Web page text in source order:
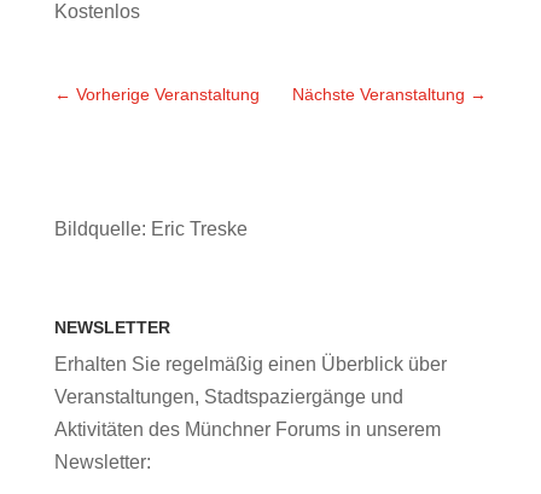
Kostenlos
← Vorherige Veranstaltung Nächste Veranstaltung →
Bildquelle: Eric Treske
NEWSLETTER
Erhalten Sie regelmäßig einen Überblick über
Veranstaltungen, Stadtspaziergänge und
Aktivitäten des Münchner Forums in unserem
Newsletter: